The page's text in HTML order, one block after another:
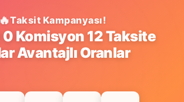
Taksit Kampanyası!
Komisyon 12 Taksite
Avantajlı Oranlar